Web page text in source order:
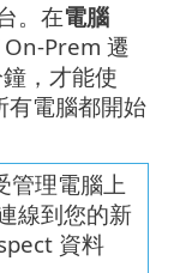
。在電腦
On-Prem 遷
，才能使
有電腦都開始
管理電腦上
線到您的新
資料